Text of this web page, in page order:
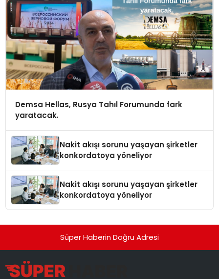
Demsa Hellas, Rusya Tahıl Forumunda fark
yaratacak.
Nakit akışı sorunu yaşayan şirketler
konkordatoya yöneliyor
Nakit akışı sorunu yaşayan şirketler
konkordatoya yöneliyor
Süper Haberin Doğru Adresi